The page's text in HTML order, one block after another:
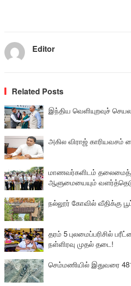
Editor
Related Posts
இந்திய வெளியுறவுச்
அகில விராஜ் காரியவசம்
மாணவர்களிடம்
ஆளுமையையும்
நல்லூர் கோவில் வீதிக்கு
தரம் 5 புலமைப்பரிசில்
நள்ளிரவு முதல் தடை!
செம்மணியில் இதுவரை 481